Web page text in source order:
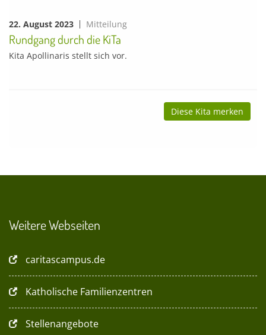
22. August 2023 Mitteilung
Rundgang durch die KiTa
Kita Apollinaris stellt sich vor.
Diese Kita merken
Weitere Webseiten
caritascampus.de
Katholische Familienzentren
Stellenangebote